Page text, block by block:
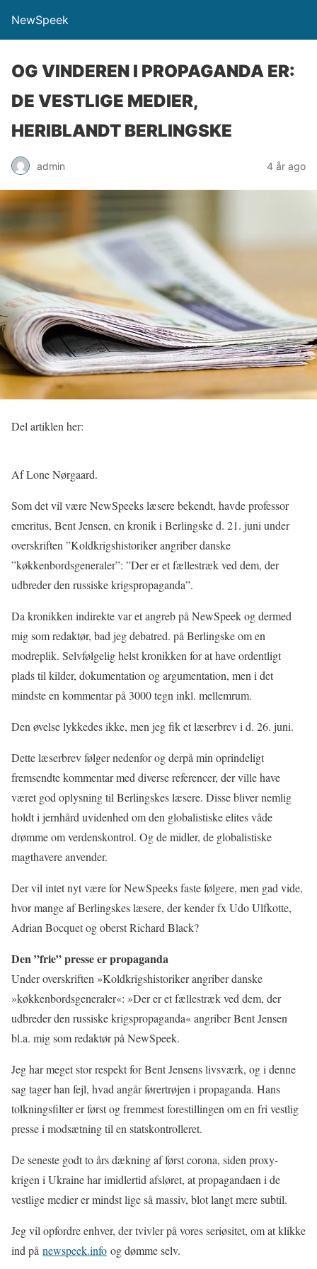
NewSpeek
OG VINDEREN I PROPAGANDA ER:
DE VESTLIGE MEDIER,
HERIBLANDT BERLINGSKE
admin 4 år ago
Del artiklen her:
Af Lone Nørgaard.
Som det vil være NewSpeeks læsere bekendt, havde professor
emeritus, Bent Jensen, en kronik i Berlingske d. 21. juni under
overskriften ”Koldkrigshistoriker angriber danske
”køkkenbordsgeneraler”: ”Der er et fællestræk ved dem, der
udbreder den russiske krigspropaganda”.
Da kronikken indirekte var et angreb på NewSpeek og dermed
mig som redaktør, bad jeg debatred. på Berlingske om en
modreplik. Selvfølgelig helst kronikken for at have ordentligt
plads til kilder, dokumentation og argumentation, men i det
mindste en kommentar på 3000 tegn inkl. mellemrum.
Den øvelse lykkedes ikke, men jeg fik et læserbrev i d. 26. juni.
Dette læserbrev følger nedenfor og derpå min oprindeligt
fremsendte kommentar med diverse referencer, der ville have
været god oplysning til Berlingskes læsere. Disse bliver nemlig
holdt i jernhård uvidenhed om den globalistiske elites våde
drømme om verdenskontrol. Og de midler, de globalistiske
magthavere anvender.
Der vil intet nyt være for NewSpeeks faste følgere, men gad vide,
hvor mange af Berlingskes læsere, der kender fx Udo Ulfkotte,
Adrian Bocquet og oberst Richard Black?
Den ”frie” presse er propaganda
Under overskriften »Koldkrigshistoriker angriber danske
»køkkenbordsgeneraler«: »Der er et fællestræk ved dem, der
udbreder den russiske krigspropaganda« angriber Bent Jensen
bl.a. mig som redaktør på NewSpeek.
Jeg har meget stor respekt for Bent Jensens livsværk, og i denne
sag tager han fejl, hvad angår førertrøjen i propaganda. Hans
tolkningsfilter er først og fremmest forestillingen om en fri vestlig
presse i modsætning til en statskontrolleret.
De seneste godt to års dækning af først corona, siden proxy-
krigen i Ukraine har imidlertid afsløret, at propagandaen i de
vestlige medier er mindst lige så massiv, blot langt mere subtil.
Jeg vil opfordre enhver, der tvivler på vores seriøsitet, om at klikke
ind på newspeek.info og dømme selv.